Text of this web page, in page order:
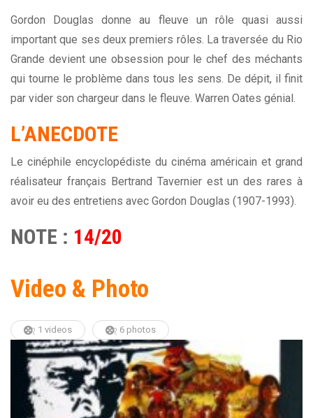
Gordon Douglas donne au fleuve un rôle quasi aussi
important que ses deux premiers rôles. La traversée du Rio
Grande devient une obsession pour le chef des méchants
qui tourne le problème dans tous les sens. De dépit, il finit
par vider son chargeur dans le fleuve. Warren Oates génial.
L’ANECDOTE
Le cinéphile encyclopédiste du cinéma américain et grand
réalisateur français Bertrand Tavernier est un des rares à
avoir eu des entretiens avec Gordon Douglas (1907-1993).
NOTE : 14/20
Video & Photo
1 videos 6 photos